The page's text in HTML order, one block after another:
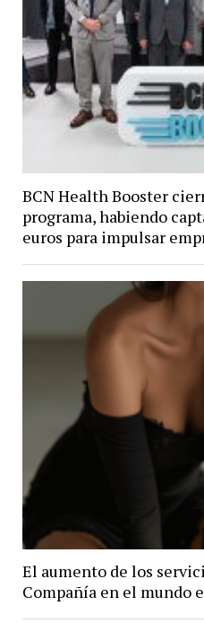
BCN Health Booster
programa, habiendo
euros para impulsar
El aumento de los
Compañía en el mundo